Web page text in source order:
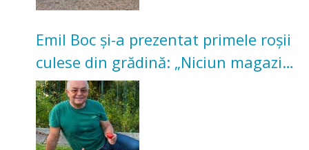
Emil Boc și-a prezentat primele roșii
culese din grădină: „Niciun magazin
nu poate oferi această satisfacție”